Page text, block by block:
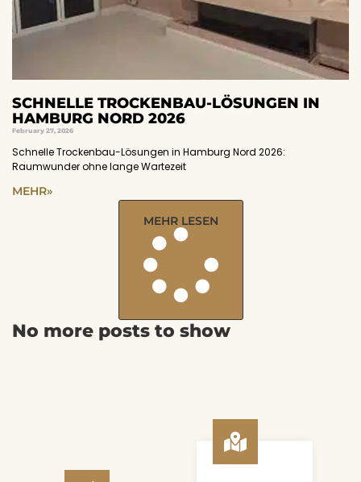
SCHNELLE TROCKENBAU-LÖSUNGEN IN
HAMBURG NORD 2026
February 27, 2026
Schnelle Trockenbau-Lösungen in Hamburg Nord 2026:
Raumwunder ohne lange Wartezeit
MEHR»
MEHR LESEN
No more posts to show